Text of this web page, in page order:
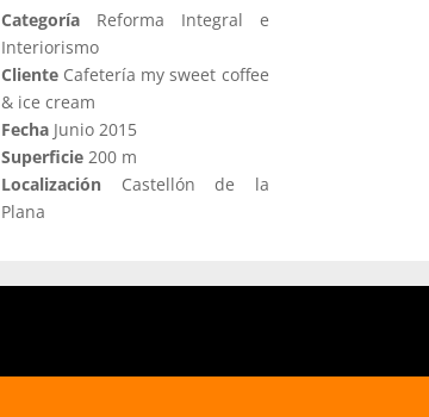
Categoría Reforma Integral e
Interiorismo
Cliente Cafetería my sweet coffee
& ice cream
Fecha Junio 2015
Superficie200 m
Localización Castellón de la
Plana